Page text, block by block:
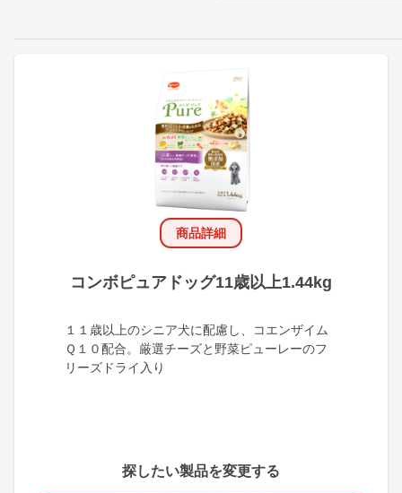
商品詳細
コンボピュアドッグ11歳以上1.44kg
１１歳以上のシニア犬に配慮し、コエンザイム
Ｑ１０配合。厳選チーズと野菜ピューレーのフ
リーズドライ入り
探したい製品を変更する